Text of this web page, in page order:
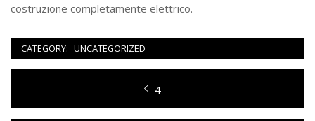
costruzione completamente elettrico.
CATEGORY: UNCATEGORIZED
articoli
Previous
post:
4